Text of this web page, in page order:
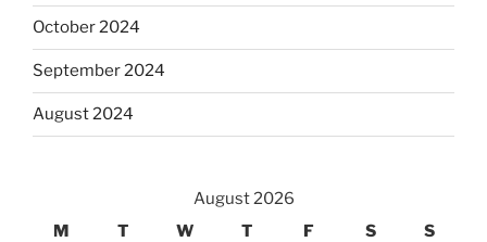
October 2024
September 2024
August 2024
August 2026
M
T W T F S S